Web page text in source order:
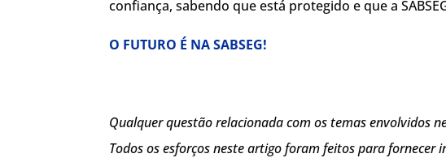
confiança, sabendo que está protegido e que a
O FUTURO É NA SABSEG!
Qualquer questão relacionada com os temas envolvidos
Todos os esforços neste artigo foram feitos para fornecer